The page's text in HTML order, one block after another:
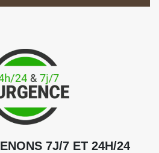
7J/7 ET 24H/24